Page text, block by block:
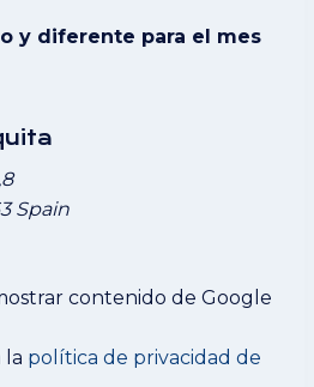
y diferente para el mes
Spain
contenido de Google
la política de privacidad de